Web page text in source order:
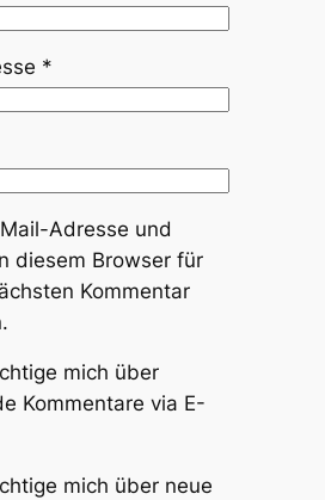
*
Adresse und
diesem Browser für
Kommentar
mich über
Kommentare via E-
mich über neue